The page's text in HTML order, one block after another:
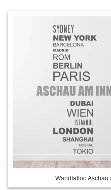
Wandtattoo Aschau